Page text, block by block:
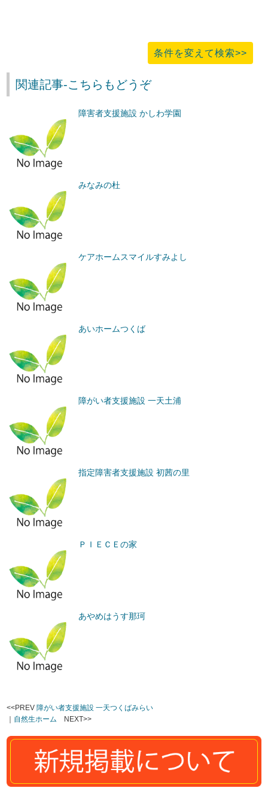
条件を変えて検索>>
関連記事-こちらもどうぞ
障害者支援施設 かしわ学園
みなみの杜
ケアホームスマイルすみよし
あいホームつくば
障がい者支援施設 一天土浦
指定障害者支援施設 初茜の里
ＰＩＥＣＥの家
あやめはうす那珂
<<PREV障がい者支援施設 一天つくばみらい
｜ 自然生ホーム NEXT>>